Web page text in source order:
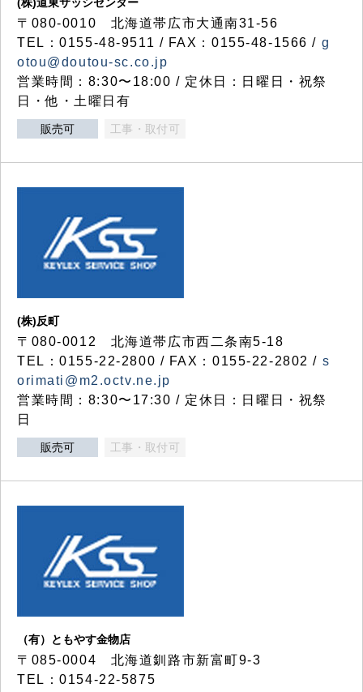
〒080-0010 北海道帯広市大通南31-56
TEL：0155-48-9511 / FAX：0155-48-1566 / g
otou@doutou-sc.co.jp
営業時間：8:30〜18:00 / 定休日：日曜日・祝祭
日・他・土曜日有
販売可 工事・取付可
(株)反町
〒080-0012 北海道帯広市西二条南5-18
TEL：0155-22-2800 / FAX：0155-22-2802 / s
orimati@m2.octv.ne.jp
営業時間：8:30〜17:30 / 定休日：日曜日・祝祭
日
販売可 工事・取付可
（有）ともやす金物店
〒085-0004 北海道釧路市新富町9-3
TEL：0154-22-5875